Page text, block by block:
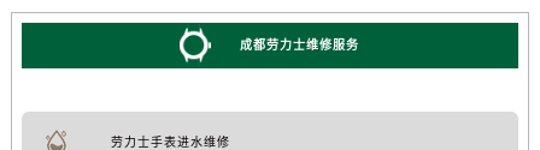
成都劳力士维修服务
劳力士手表进水维修